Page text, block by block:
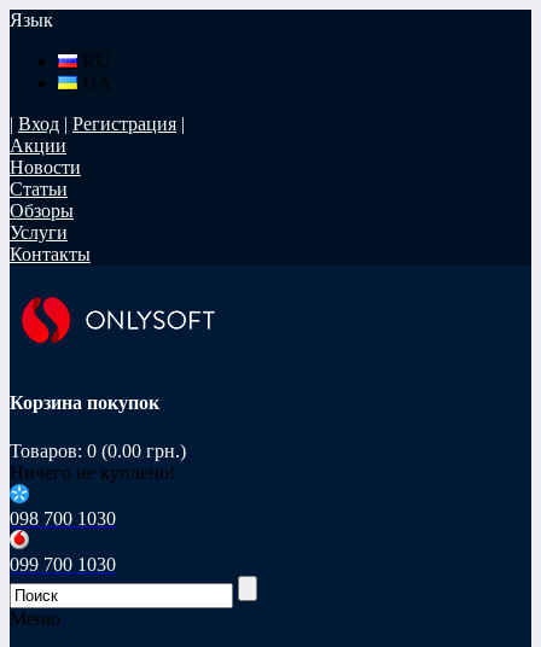
Язык
RU
UA
| Вход | Регистрация |
Акции
Новости
Статьи
Обзоры
Услуги
Контакты
Корзина покупок
Товаров: 0 (0.00 грн.)
Ничего не куплено!
098 700 1030
099 700 1030
Меню